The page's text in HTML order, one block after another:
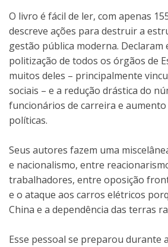
O livro é fácil de ler, com apenas
descreve ações para destruir a
gestão pública moderna. Declaram
politização de todos os órgãos de
muitos deles – principalmente
sociais – e a redução drástica do
funcionários de carreira e aumento
políticas.
Seus autores fazem uma
e nacionalismo, entre
trabalhadores, entre oposição
e o ataque aos carros elétricos
China e a dependência das terras
Esse pessoal se preparou durante